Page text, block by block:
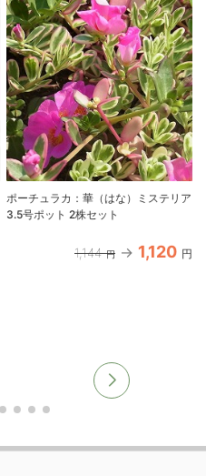
ポーチュラカ：華（はな）ミステリア
3.5号ポット 2株セット
1,144 円 1,120 円